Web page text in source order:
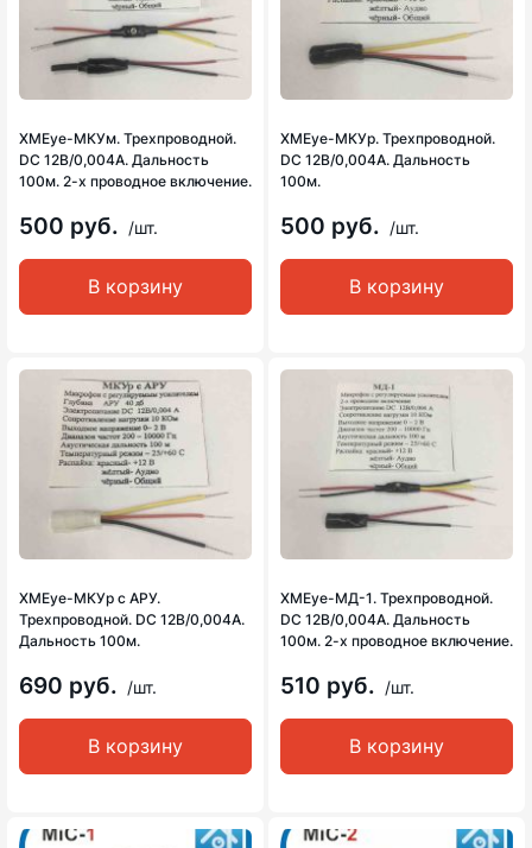
XMEye-МКУм. Трехпроводной.
DC 12В/0,004А. Дальность
100м. 2-х проводное включение.
500 руб. /шт.
В корзину
XMEye-МКУр. Трехпроводной.
DC 12В/0,004А. Дальность
100м.
500 руб. /шт.
В корзину
XMEye-МКУр с АРУ.
Трехпроводной. DC 12В/0,004А.
Дальность 100м.
690 руб. /шт.
В корзину
XMEye-МД-1. Трехпроводной.
DC 12В/0,004А. Дальность
100м. 2-х проводное включение.
510 руб. /шт.
В корзину